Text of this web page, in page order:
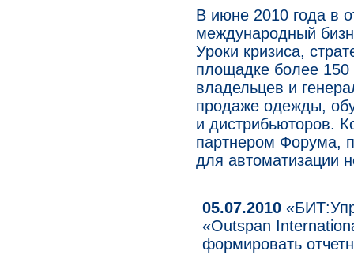
В июне 2010 года в
международный
Уроки кризиса,
площадке более 150
владельцев и
продаже одежды,
и дистрибьюторов.
партнером Форума,
для автоматизации
05.07.2010
«Outspan
формировать